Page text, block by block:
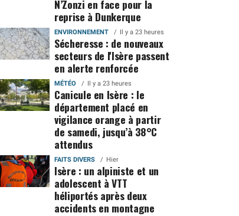
N’Zonzi en face pour la
reprise à Dunkerque
ENVIRONNEMENT Il y a 23 heures
Sécheresse : de nouveaux
secteurs de l'Isère passent
en alerte renforcée
MÉTÉO Il y a 23 heures
Canicule en Isère : le
département placé en
vigilance orange à partir
de samedi, jusqu’à 38°C
attendus
FAITS DIVERS Hier
Isère : un alpiniste et un
adolescent à VTT
héliportés après deux
accidents en montagne